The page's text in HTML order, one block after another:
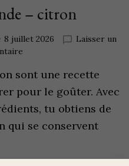
– citron
8 juillet 2026
Laisser un
sont une recette
pour le goûter. Avec
tu obtiens de
qui se conservent